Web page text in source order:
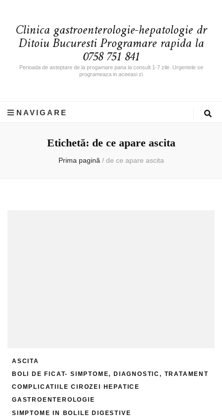
Clinica gastroenterologie-hepatologie dr
Ditoiu Bucuresti Programare rapida la
0758 751 841
Perioada de asteptare de la progamare pana la consult 1-7 zile. Urgentele se
programeaza in aceeasi zi
NAVIGARE
Etichetă: de ce apare ascita
Prima pagină / de ce apare ascita
ASCITA
BOLI DE FICAT- SIMPTOME, DIAGNOSTIC, TRATAMENT
COMPLICATIILE CIROZEI HEPATICE
GASTROENTEROLOGIE
SIMPTOME IN BOLILE DIGESTIVE